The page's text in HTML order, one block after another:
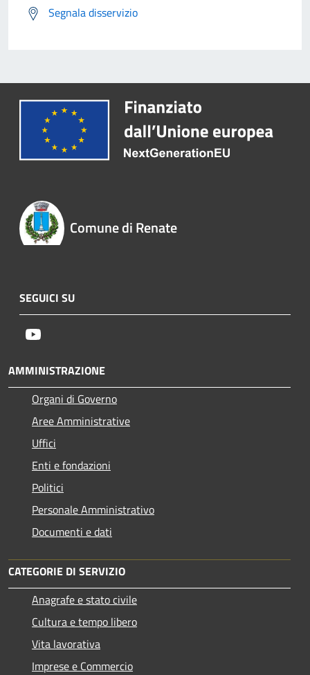
Segnala disservizio
Comune di Renate
SEGUICI SU
AMMINISTRAZIONE
Organi di Governo
Aree Amministrative
Uffici
Enti e fondazioni
Politici
Personale Amministrativo
Documenti e dati
CATEGORIE DI SERVIZIO
Anagrafe e stato civile
Cultura e tempo libero
Vita lavorativa
Imprese e Commercio